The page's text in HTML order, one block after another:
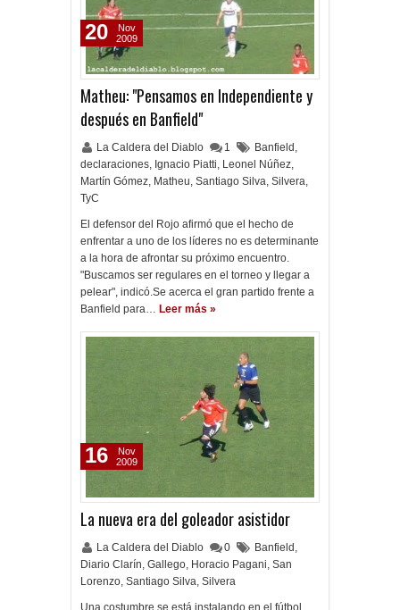
Matheu: "Pensamos en Independiente y
después en Banfield"
La Caldera del Diablo 1 Banfield ,
declaraciones, Ignacio Piatti, Leonel Núñez,
Martín Gómez, Matheu, Santiago Silva, Silvera,
TyC
El defensor del Rojo afirmó que el hecho de
enfrentar a uno de los líderes no es determinante
a la hora de afrontar su próximo encuentro.
"Buscamos ser regulares en el torneo y llegar a
pelear", indicó.Se acerca el gran partido frente a
Banfield para… Leer más »
20
Nov
2009
La nueva era del goleador asistidor
La Caldera del Diablo 0 Banfield ,
Diario Clarín, Gallego, Horacio Pagani, San
Lorenzo, Santiago Silva, Silvera
Una costumbre se está instalando en el fútbol
16
Nov
2009